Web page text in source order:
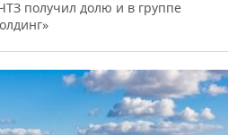
получил долю и в группе